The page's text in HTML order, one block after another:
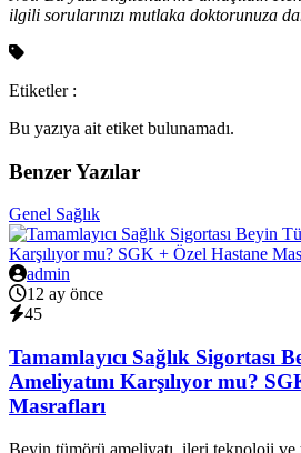
ilgili sorularınızı mutlaka doktorunuza
Etiketler :
Bu yazıya ait etiket bulunamadı.
Benzer Yazılar
Genel Sağlık
admin
12 ay önce
45
Tamamlayıcı Sağlık Sigortası
Ameliyatını Karşılıyor mu?
Masrafları
Beyin tümörü ameliyatı, ileri teknoloji ve